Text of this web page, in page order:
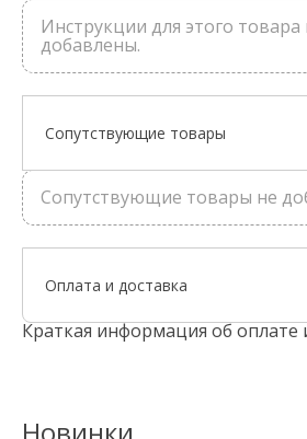
Инструкции для этого товара
добавлены.
Сопутствующие товары
Сопутствующие товары не
Оплата и доставка
Краткая информация об оплате